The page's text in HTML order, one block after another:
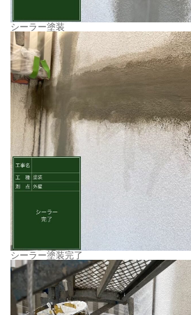
シーラー塗装
シーラー塗装完了